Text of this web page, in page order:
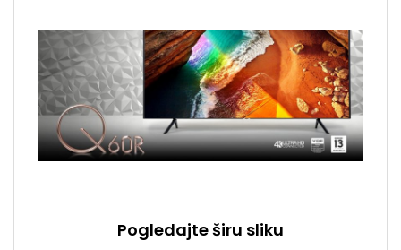
Pogledajte širu sliku